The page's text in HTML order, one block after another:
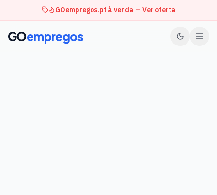
GOempregos.pt à venda — Ver oferta
GOempregos